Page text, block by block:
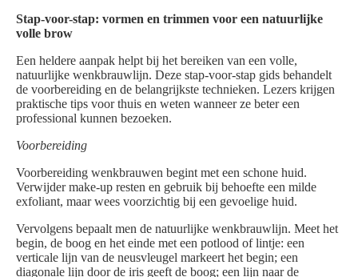
Stap-voor-stap: vormen en trimmen voor een natuurlijke
volle brow
Een heldere aanpak helpt bij het bereiken van een volle,
natuurlijke wenkbrauwlijn. Deze stap-voor-stap gids behandelt
de voorbereiding en de belangrijkste technieken. Lezers krijgen
praktische tips voor thuis en weten wanneer ze beter een
professional kunnen bezoeken.
Voorbereiding
Voorbereiding wenkbrauwen begint met een schone huid.
Verwijder make-up resten en gebruik bij behoefte een milde
exfoliant, maar wees voorzichtig bij een gevoelige huid.
Vervolgens bepaalt men de natuurlijke wenkbrauwlijn. Meet het
begin, de boog en het einde met een potlood of lintje: een
verticale lijn van de neusvleugel markeert het begin; een
diagonale lijn door de iris geeft de boog; een lijn naar de